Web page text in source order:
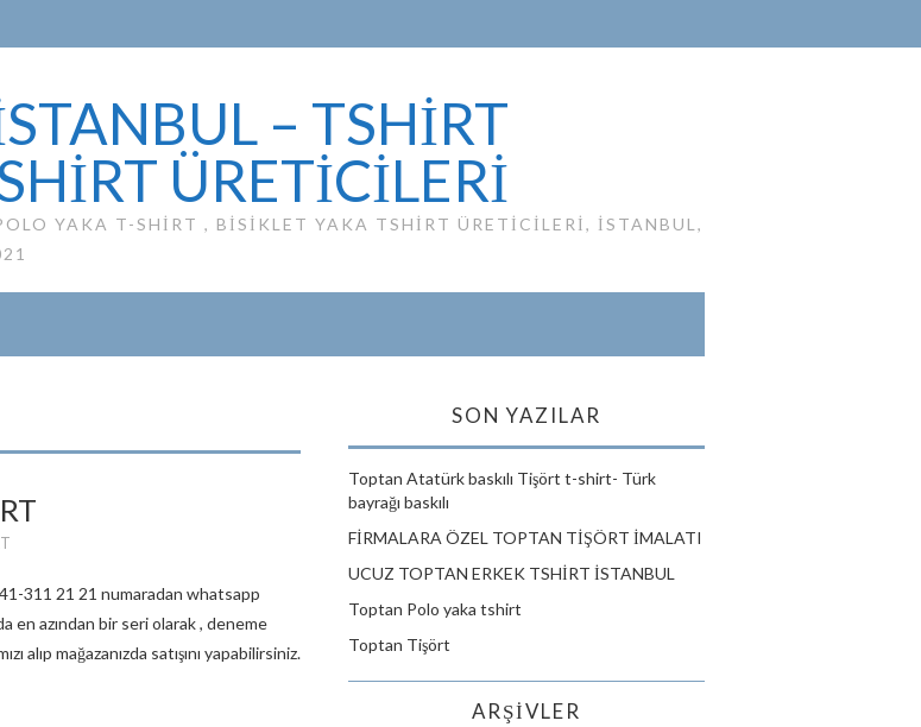
– TSHIRT
ÜRETICILERI
YAKA T-SHIRT , BISIKLET YAKA TSHIRT ÜRETICILERI, ISTANBUL,
311 21 21 numaradan whatsapp
en azından bir seri olarak , deneme
alıp mağazanızda satışını yapabilirsiniz.
SON YAZILAR
Toptan Atatürk baskılı Tişört t-shirt- Türk
bayrağı baskılı
FİRMALARA ÖZEL TOPTAN TİŞÖRT İMALATI
UCUZ TOPTAN ERKEK TSHİRT İSTANBUL
Toptan Polo yaka tshirt
Toptan Tişört
ARŞIVLER